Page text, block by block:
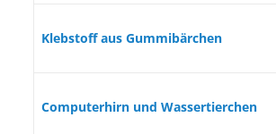
Klebstoff aus Gummibärchen
Computerhirn und Wassertierchen